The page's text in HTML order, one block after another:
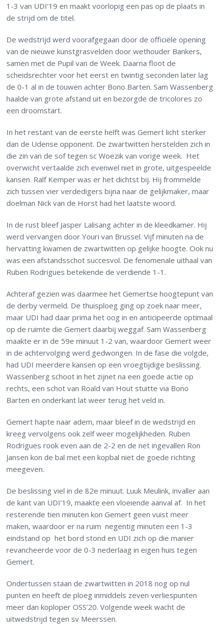
1-3 van UDI’19 en maakt voorlopig een pas op de plaats in
de strijd om de titel.
De wedstrijd werd voorafgegaan door de officiële opening
van de nieuwe kunstgrasvelden door wethouder Bankers,
samen met de Pupil van de Week. Daarna floot de
scheidsrechter voor het eerst en twintig seconden later lag
de 0-1 al in de touwen achter Bono Barten. Sam Wassenberg
haalde van grote afstand uit en bezorgde de tricolores zo
een droomstart.
In het restant van de eerste helft was Gemert licht sterker
dan de Udense opponent. De zwartwitten herstelden zich in
die zin van de sof tegen sc Woezik van vorige week. Het
overwicht vertaalde zich evenwel niet in grote, uitgespeelde
kansen. Ralf Kemper was er het dichtst bij. Hij frommelde
zich tussen vier verdedigers bijna naar de gelijkmaker, maar
doelman Nick van de Horst had het laatste woord.
In de rust bleef Jasper Lalisang achter in de kleedkamer. Hij
werd vervangen door Youri van Brussel. Vijf minuten na de
hervatting kwamen de zwartwitten op gelijke hoogte. Ook nu
was een afstandsschot succesvol. De fenomenale uithaal van
Ruben Rodrigues betekende de verdiende 1-1.
Achteraf gezien was daarmee het Gemertse hoogtepunt van
de derby vermeld. De thuisploeg ging op zoek naar meer,
maar UDI had daar prima het oog in en anticipeerde optimaal
op de ruimte die Gemert daarbij weggaf. Sam Wassenberg
maakte er in de 59e minuut 1-2 van, waardoor Gemert weer
in de achtervolging werd gedwongen. In de fase die volgde,
had UDI meerdere kansen op een vroegtijdige beslissing.
Wassenberg schoot in het zijnet na een goede actie op
rechts, een schot van Roald van Hout stuitte via Bono
Barten en onderkant lat weer terug het veld in.
Gemert hapte naar adem, maar bleef in de wedstrijd en
kreeg vervolgens ook zelf weer mogelijkheden. Ruben
Rodrigues rook even aan de 2-2 en de net ingevallen Ron
Jansen kon de bal met een kopbal niet de goede richting
meegeven.
De beslissing viel in de 82e minuut. Luuk Meulink, invaller aan
de kant van UDI’19, maakte een vloeiende aanval af. In het
resterende tien minuten kon Gemert geen vuist meer
maken, waardoor er na ruim negentig minuten een 1-3
eindstand op het bord stond en UDI zich op die manier
revancheerde voor de 0-3 nederlaag in eigen huis tegen
Gemert.
Ondertussen staan de zwartwitten in 2018 nog op nul
punten en heeft de ploeg inmiddels zeven verliespunten
meer dan koploper OSS’20. Volgende week wacht de
uitwedstrijd tegen sv Meerssen.